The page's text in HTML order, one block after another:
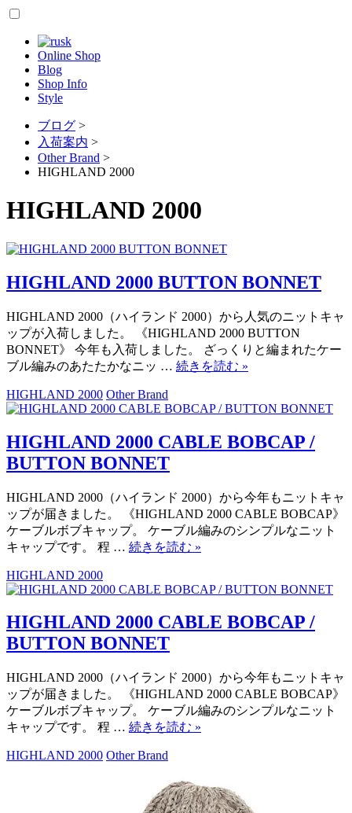
Online Shop
Blog
Shop Info
Style
ブログ >
入荷案内 >
Other Brand >
HIGHLAND 2000
HIGHLAND 2000
HIGHLAND 2000 BUTTON BONNET
HIGHLAND 2000（ハイランド 2000）から人気のニットキャ
ップが入荷しました。 《HIGHLAND 2000 BUTTON
BONNET》 今年も入荷しました。 ざっくりと編まれたケー
ブル編みのあたたかなニッ … 続きを読む »
HIGHLAND 2000 Other Brand
HIGHLAND 2000 CABLE BOBCAP /
BUTTON BONNET
HIGHLAND 2000（ハイランド 2000）から今年もニットキャ
ップが届きました。 《HIGHLAND 2000 CABLE BOBCAP》
ケーブルボブキャップ。 ケーブル編みのシンプルなニット
キャップです。 程 … 続きを読む »
HIGHLAND 2000
HIGHLAND 2000 CABLE BOBCAP /
BUTTON BONNET
HIGHLAND 2000（ハイランド 2000）から今年もニットキャ
ップが届きました。 《HIGHLAND 2000 CABLE BOBCAP》
ケーブルボブキャップ。 ケーブル編みのシンプルなニット
キャップです。 程 … 続きを読む »
HIGHLAND 2000 Other Brand